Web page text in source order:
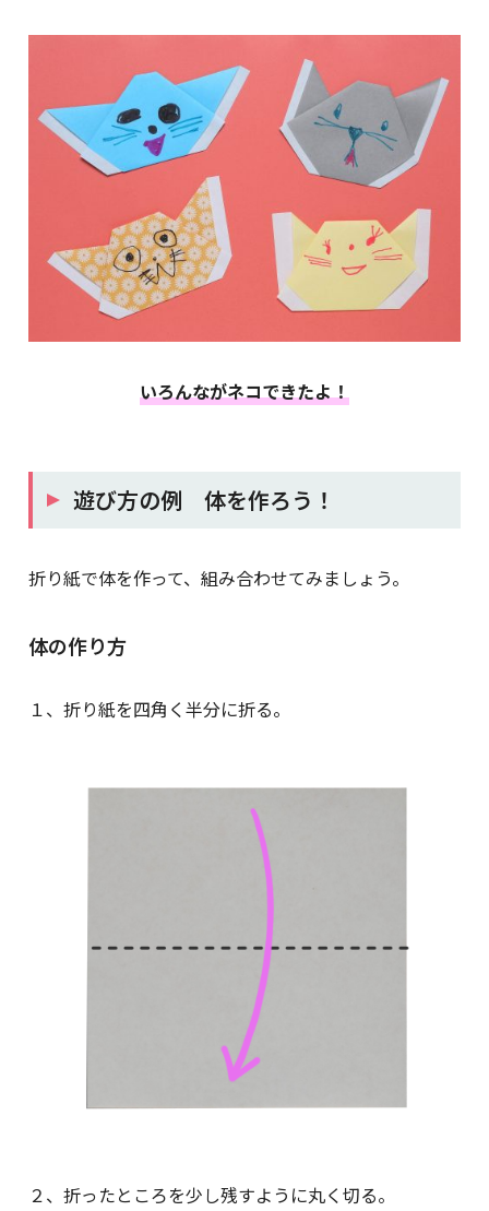
いろんながネコできたよ！
遊び方の例 体を作ろう！
折り紙で体を作って、組み合わせてみましょう。
体の作り方
１、折り紙を四角く半分に折る。
２、折ったところを少し残すように丸く切る。